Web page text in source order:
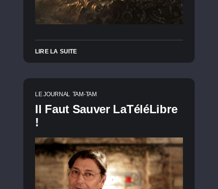
LIRE LA SUITE
LE JOURNAL TAM-TAM
Il Faut Sauver LaTéléLibre
!